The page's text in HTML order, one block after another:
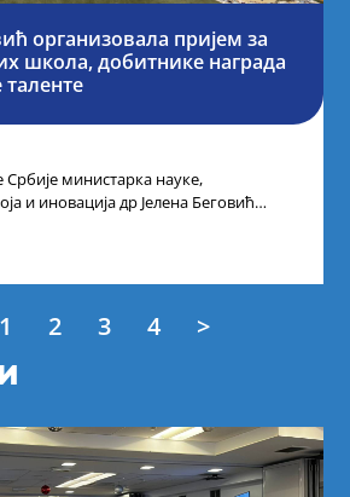
организовала пријем за
школа, добитнике награда
министарка науке,
и иновација др Јелена Беговић
1 2 3 4 >